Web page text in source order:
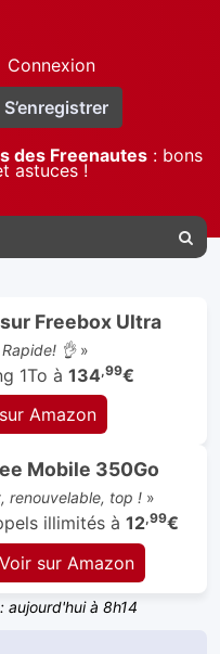
Connexion
S’enregistrer
des Freenautes: bons
astuces !
Freebox Ultra
👌»
1To à 134,99€
Amazon
Mobile 350Go
renouvelable, top !»
illimités à 12,99€
sur Amazon
aujourd'hui à 8h14